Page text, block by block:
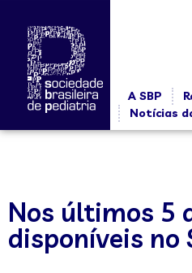
A SBP
Notícias
Nos últimos 5
disponíveis no